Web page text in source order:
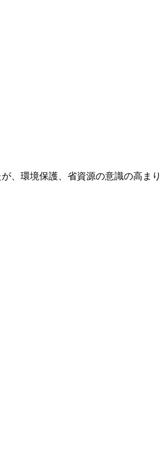
、環境保護、省資源の意識の高まり